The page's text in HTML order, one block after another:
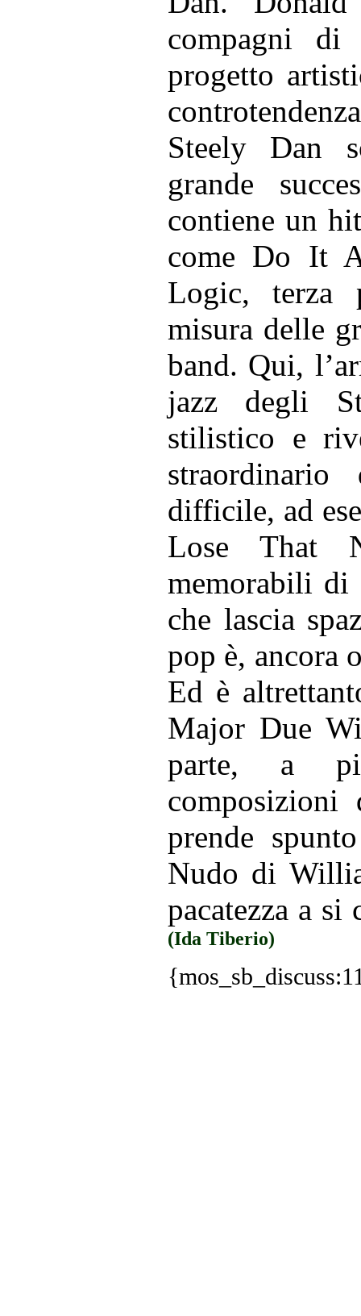
compagni
progetto
Steely Dan
grande
contiene un
come Do It
Logic, terza
misura delle
band. Qui,
jazz degli
stilistico e
difficile, ad
Lose That
memorabili
che lascia
pop è, ancora
Ed è
Major Due
parte, a
prende
Nudo di
pacatezza a si
(Ida Tiberio)